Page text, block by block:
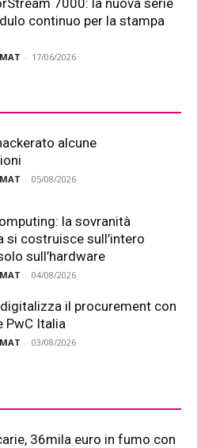
7000: la nuova serie
continuo per la stampa
- 17/06/2026
alcune
- 05/08/2026
la sovranità
si costruisce sull’intero
sull’hardware
- 04/08/2026
digitalizza il procurement con
PwC Italia
- 03/08/2026
36mila euro in fumo con